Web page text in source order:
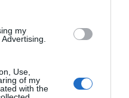
my
Use,
of my
with the
ελληνική
Συνελήφθη
και δύο ψαλίδια